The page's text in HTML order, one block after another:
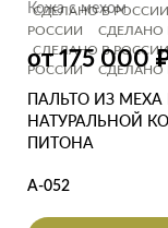
СДЕЛАНО В РОССИИ
РОССИИ
СДЕЛАНО
СДЕЛАНО В РОССИИ
РОССИИ
СДЕЛАНО
Кожа с мехом
от 175 000
ПАЛЬТО ИЗ
НАТУРАЛЬНОЙ
ПИТОНА
А-052